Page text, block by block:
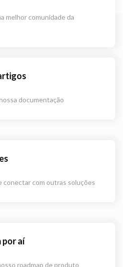
melhor comunidade da
documentação
conectar com outras soluções
por aí
roadmap de produto